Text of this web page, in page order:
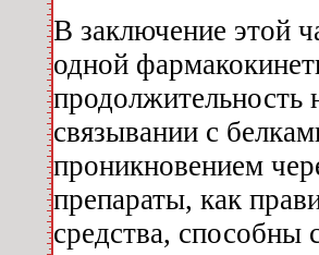
В заключение этой
одной
продолжительность
связывании с
проникновением
препараты, как
средства, способны